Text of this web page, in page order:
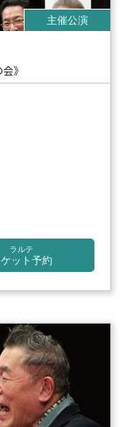
》
ラルテ
ット予約